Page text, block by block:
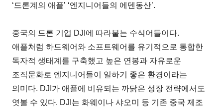
‘드론계의 애플’ ‘엔지니어들의 에덴동산’.
중국의 드론 기업 DJI에 따라붙는 수식어들이다.
애플처럼 하드웨어와 소프트웨어를 유기적으로 통합한
독자적 생태계를 구축했고 높은 연봉과 자유로운
조직문화로 엔지니어들이 일하기 좋은 환경이라는
의미다. DJI가 애플에 비유되는 까닭은 성장 전략에서도
엿볼 수 있다. DJI는 화웨이나 샤오미 등 기존 중국 제조